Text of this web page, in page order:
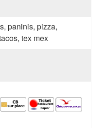
paninis, pizza,
tex mex